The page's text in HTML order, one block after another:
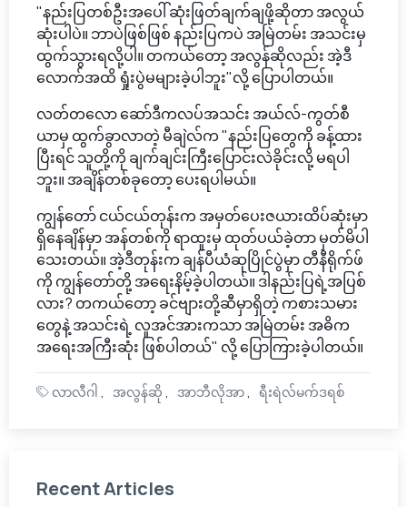
"နည်းပြတစ်ဦးအပေါ် ဆုံးဖြတ်ချက်ချဖို့ဆိုတာ အလွယ်
ဆုံးပါပဲ။ ဘာပဲဖြစ်ဖြစ် နည်းပြကပဲ အမြဲတမ်း အသင်းမှ
ထွက်သွားရလို့ပါ။ တကယ်တော့ အလွန်ဆိုလည်း အဲ့ဒီ
လောက်အထိ ရှုံးပွဲမများခဲ့ပါဘူး"လို့ ပြောပါတယ်။
လတ်တလော ဆော်ဒီကလပ်အသင်း အယ်လ်-ကွတ်စီ
ယာမှ ထွက်ခွာလာတဲ့ မီချဲလ်က "နည်းပြတွေကို ခန့်ထား
ပြီးရင် သူတို့ကို ချက်ချင်းကြီးပြောင်းလဲခိုင်းလို့ မရပါ
ဘူး။ အချိန်တစ်ခုတော့ ပေးရပါမယ်။
ကျွန်တော် ငယ်ငယ်တုန်းက အမှတ်ပေးဇယားထိပ်ဆုံးမှာ
ရှိနေချိန်မှာ အန်တစ်ကို ရာထူးမှ ထုတ်ပယ်ခဲ့တာ မှတ်မိပါ
သေးတယ်။ အဲ့ဒီတုန်းက ချန်ပီယံဆုပြိုင်ပွဲမှာ တီနီရိုက်ဖ်
ကို ကျွန်တော်တို့ အရေးနိမ့်ခဲ့ပါတယ်။ ဒါနည်းပြရဲ့အပြစ်
လား? တကယ်တော့ ခင်ဗျားတို့ဆီမှာရှိတဲ့ ကစားသမား
တွေနဲ့ အသင်းရဲ့ လူအင်အားကသာ အမြဲတမ်း အဓိက
အရေးအကြီးဆုံး ဖြစ်ပါတယ်" လို့ ပြောကြားခဲ့ပါတယ်။
လာလီဂါ အလွန်ဆို အာဘီလိုအာ ရီးရဲလ်မက်ဒရစ်
Recent Articles